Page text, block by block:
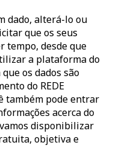
dado, alterá-lo ou
que os seus
tempo, desde que
a plataforma do
que os dados são
do REDE
também pode entrar
acerca do
disponibilizar
objetiva e